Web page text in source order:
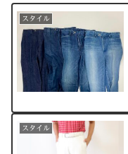
スタイル
スタイル